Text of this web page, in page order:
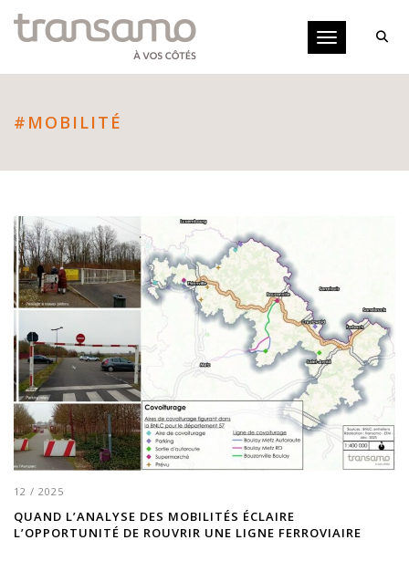
Toggle
#MOBILITÉ
12 / 2025
QUAND L’ANALYSE DES MOBILITÉS ÉCLAIRE
L’OPPORTUNITÉ DE ROUVRIR UNE LIGNE FERROVIAIRE
Panneau de gestion des cookies